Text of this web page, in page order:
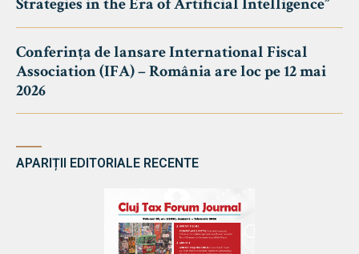
Strategies in the Era of Artificial Intelligence”
Conferința de lansare International Fiscal
Association (IFA) – România are loc pe 12 mai
2026
APARIȚII EDITORIALE RECENTE